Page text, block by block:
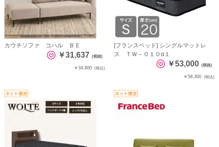
カウチソファ コハル ＢＥ
￥31,637 (税抜)
￥34,800 (税込)
[フランスベッド] シングルマットレ
ス ＴＷ－０１０α１
￥53,000 (税抜)
￥58,300 (税込)